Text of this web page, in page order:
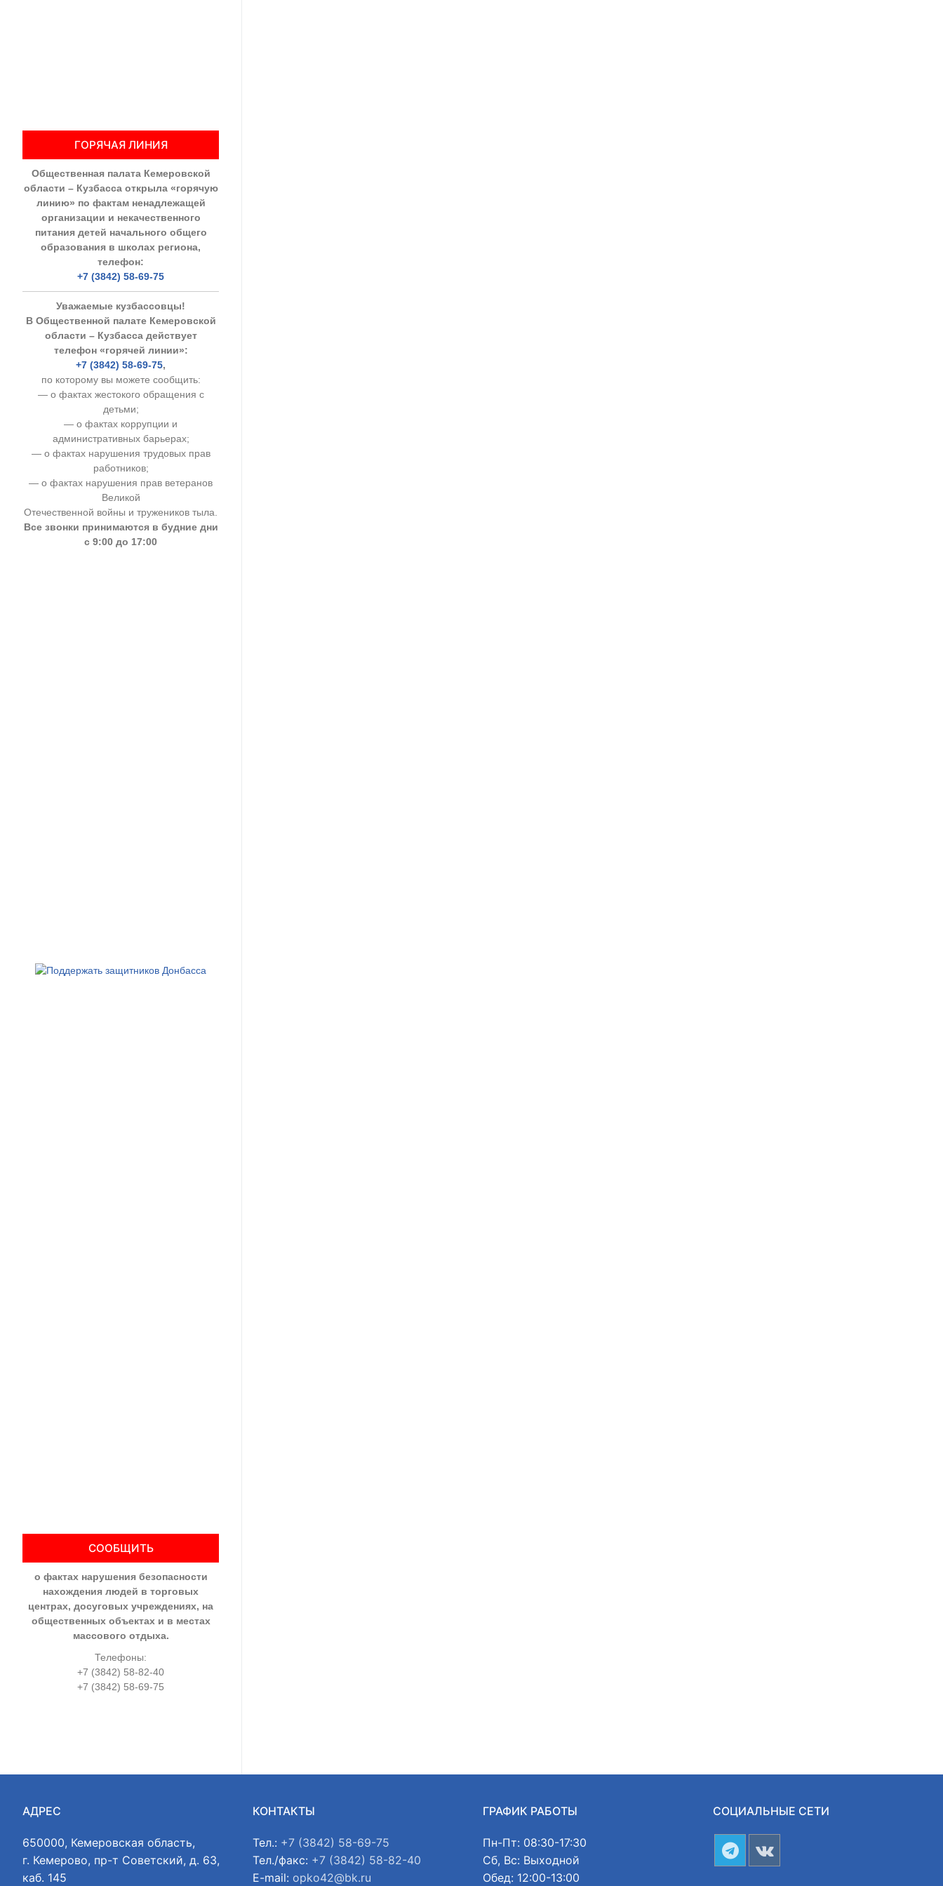
ГОРЯЧАЯ ЛИНИЯ
Общественная палата Кемеровской
области – Кузбасса открыла «горячую
линию» по фактам ненадлежащей
организации и некачественного
питания детей начального общего
образования в школах региона,
телефон:
+7 (3842) 58-69-75
Уважаемые кузбассовцы!
В Общественной палате Кемеровской
области – Кузбасса действует
телефон «горячей линии»:
+7 (3842) 58-69-75,
по которому вы можете сообщить:
— о фактах жестокого обращения с
детьми;
— о фактах коррупции и
административных барьерах;
— о фактах нарушения трудовых прав
работников;
— о фактах нарушения прав ветеранов
Великой
Отечественной войны и тружеников тыла.
Все звонки принимаются в будние дни
с 9:00 до 17:00
СООБЩИТЬ
о фактах нарушения безопасности
нахождения людей в торговых
центрах, досуговых учреждениях, на
общественных объектах и в местах
массового отдыха.
Телефоны:
+7 (3842) 58-82-40
+7 (3842) 58-69-75
АДРЕС
650000, Кемеровская область,
г. Кемерово, пр-т Советский, д. 63,
каб. 145
КОНТАКТЫ
Тел.: +7 (3842) 58-69-75
Тел./факс: +7 (3842) 58-82-40
E-mail: opko42@bk.ru
ГРАФИК РАБОТЫ
Пн-Пт: 08:30-17:30
Сб, Вс: Выходной
Обед: 12:00-13:00
СОЦИАЛЬНЫЕ СЕТИ